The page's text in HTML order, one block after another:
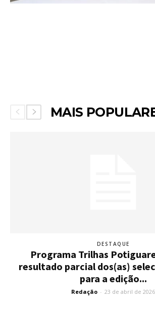
MAIS
DESTAQUE
Programa Trilhas
resultado parcial dos(as)
para a edição...
Redação - 23 de abril de 2026